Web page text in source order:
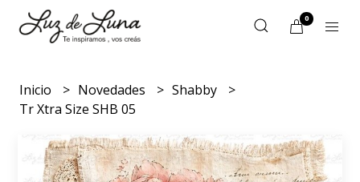
0
Inicio Novedades
Shabby
Tr Xtra Size SHB 05